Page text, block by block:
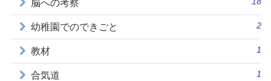
脳への考察
幼稚園でのできごと 2
教材 1
合気道 1